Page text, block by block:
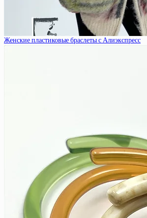
Женские пластиковые браслеты с Алиэкспресс